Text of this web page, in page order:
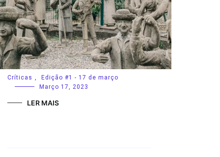
Críticas ,
Edição #1 - 17 de março
Março 17, 2023
LER MAIS